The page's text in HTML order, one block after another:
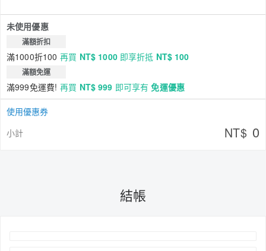
未使用優惠
滿額折扣
滿1000折100 再買 NT$ 1000即享折抵 NT$ 100
滿額免運
滿999免運費! 再買 NT$ 999 即可享有免運優惠
使用優惠券
小計
NT$ 0
結帳